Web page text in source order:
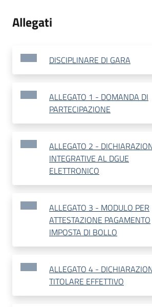
Allegati
DISCIPLINARE DI GARA
ALLEGATO 1 - DOMANDA DI
PARTECIPAZIONE
ALLEGATO 2 -
INTEGRATIVE AL DGUE
ELETTRONICO
ALLEGATO 3 - MODULO PER
ATTESTAZIONE PAGAMENTO
IMPOSTA DI BOLLO
ALLEGATO 4 -
TITOLARE EFFETTIVO